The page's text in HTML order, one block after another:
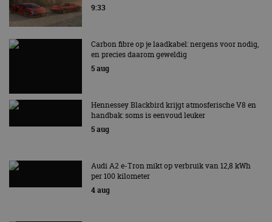
9:33
Carbon fibre op je laadkabel: nergens voor nodig,
en precies daarom geweldig
5 aug
Hennessey Blackbird krijgt atmosferische V8 en
handbak: soms is eenvoud leuker
5 aug
Audi A2 e-Tron mikt op verbruik van 12,8 kWh
per 100 kilometer
4 aug